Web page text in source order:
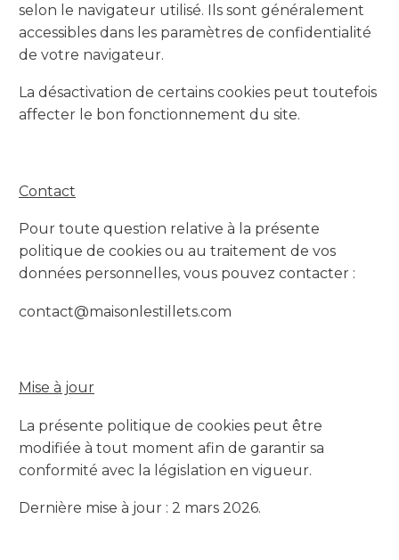
selon le navigateur utilisé. Ils sont généralement
accessibles dans les paramètres de confidentialité
de votre navigateur.
La désactivation de certains cookies peut toutefois
affecter le bon fonctionnement du site.
Contact
Pour toute question relative à la présente
politique de cookies ou au traitement de vos
données personnelles, vous pouvez contacter :
contact@maisonlestillets.com
Mise à jour
La présente politique de cookies peut être
modifiée à tout moment afin de garantir sa
conformité avec la législation en vigueur.
Dernière mise à jour : 2 mars 2026.